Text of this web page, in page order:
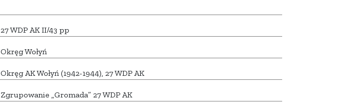
27 WDP AK II/43 pp
Okręg Wołyń
Okręg AK Wołyń (1942-1944), 27 WDP AK
Zgrupowanie „Gromada” 27 WDP AK